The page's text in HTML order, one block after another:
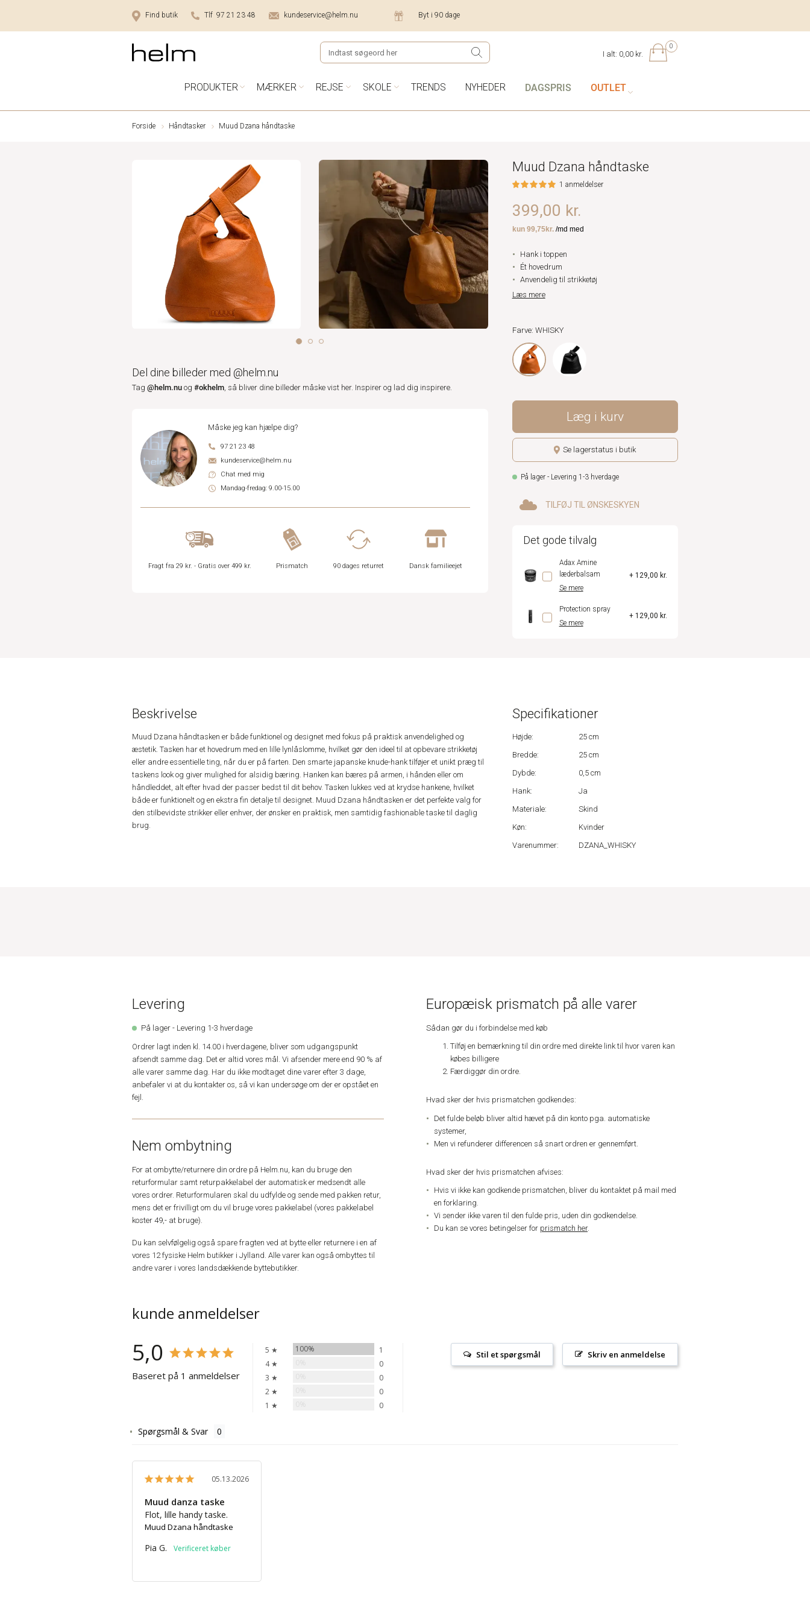
Find butik Tlf 97 21 23 48 kundeservice@helm.nu Byt i 90 dage
0
I alt: 0,00 kr.
PRODUKTER MÆRKER REJSE SKOLE TRENDS NYHEDER DAGSPRIS OUTLET
Forside Håndtasker Muud Dzana håndtaske
Del dine billeder med @helm.nu
Tag @helm.nu og #okhelm, så bliver dine billeder måske vist her. Inspirer og lad dig inspirere.
Måske jeg kan hjælpe dig?
97 21 23 48
kundeservice@helm.nu
Chat med mig
Mandag-fredag: 9.00-15.00
Fragt fra 29 kr. - Gratis over 499 kr. Prismatch 90 dages returret Dansk familieejet
Muud Dzana håndtaske
1 anmeldelser
399,00 kr.
Hank i toppen
Ét hovedrum
Anvendelig til strikketøj
Læs mere
Farve: WHISKY
Læg i kurv
Se lagerstatus i butik
På lager - Levering 1-3 hverdage
TILFØJ TIL ØNSKESKYEN
Det gode tilvalg
Adax Amine
læderbalsam
Se mere
+ 129,00 kr.
Protection spray
Se mere
+ 129,00 kr.
Beskrivelse
Muud Dzana håndtasken er både funktionel og designet med fokus på praktisk anvendelighed og
æstetik. Tasken har et hovedrum med en lille lynlåslomme, hvilket gør den ideel til at opbevare strikketøj
eller andre essentielle ting, når du er på farten. Den smarte japanske knude-hank tilføjer et unikt præg til
taskens look og giver mulighed for alsidig bæring. Hanken kan bæres på armen, i hånden eller om
håndleddet, alt efter hvad der passer bedst til dit behov. Tasken lukkes ved at krydse hankene, hvilket
både er funktionelt og en ekstra fin detalje til designet. Muud Dzana håndtasken er det perfekte valg for
den stilbevidste strikker eller enhver, der ønsker en praktisk, men samtidig fashionable taske til daglig
brug.
Specifikationer
Højde:
25 cm
Bredde:
25 cm
Dybde:
0,5 cm
Hank:
Ja
Materiale:
Skind
Køn:
Kvinder
Varenummer:
DZANA_WHISKY
Levering
På lager - Levering 1-3 hverdage
Ordrer lagt inden kl. 14.00 i hverdagene, bliver som udgangspunkt
afsendt samme dag. Det er altid vores mål. Vi afsender mere end 90 % af
alle varer samme dag. Har du ikke modtaget dine varer efter 3 dage,
anbefaler vi at du kontakter os, så vi kan undersøge om der er opstået en
fejl.
Nem ombytning
For at ombytte/returnere din ordre på Helm.nu, kan du bruge den
returformular samt returpakkelabel der automatisk er medsendt alle
vores ordrer. Returformularen skal du udfylde og sende med pakken retur,
mens det er frivilligt om du vil bruge vores pakkelabel (vores pakkelabel
koster 49,- at bruge).
Du kan selvfølgelig også spare fragten ved at bytte eller returnere i en af
vores 12 fysiske Helm butikker i Jylland. Alle varer kan også ombyttes til
andre varer i vores landsdækkende byttebutikker.
Europæisk prismatch på alle varer
Sådan gør du i forbindelse med køb
Tilføj en bemærkning til din ordre med direkte link til hvor varen kan
købes billigere
Færdiggør din ordre.
Hvad sker der hvis prismatchen godkendes:
Det fulde beløb bliver altid hævet på din konto pga. automatiske
systemer,
Men vi refunderer differencen så snart ordren er gennemført.
Hvad sker der hvis prismatchen afvises:
Hvis vi ikke kan godkende prismatchen, bliver du kontaktet på mail med
en forklaring.
Vi sender ikke varen til den fulde pris, uden din godkendelse.
Du kan se vores betingelser for prismatch her.
kunde anmeldelser
5,0
Baseret på 1 anmeldelser
5 ★ 100%
1
4 ★
0
3 ★
0
2 ★
0
1 ★
0
Skriv en anmeldelse
Stil et spørgsmål
Spørgsmål & Svar
05.13.2026
Muud danza taske
Flot, lille handy taske.
Muud Dzana håndtaske
Pia G.